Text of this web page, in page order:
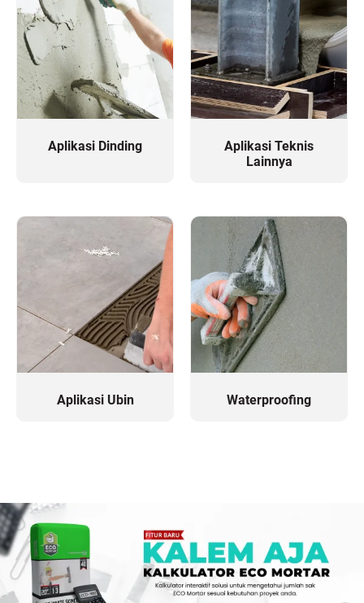
Aplikasi Dinding
Aplikasi Teknis
Lainnya
Aplikasi Ubin Waterproofing